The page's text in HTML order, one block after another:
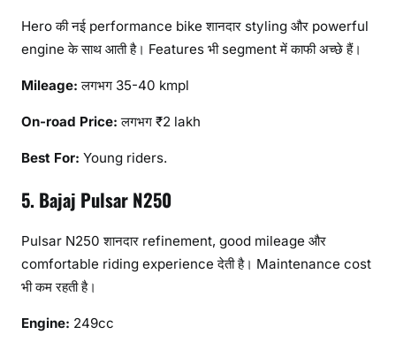
Hero की नई performance bike शानदार styling और powerful
engine के साथ आती है। Features भी segment में काफी अच्छे हैं।
Mileage: लगभग 35-40 kmpl
On-road Price: लगभग ₹2 lakh
Best For: Young riders.
5. Bajaj Pulsar N250
Pulsar N250 शानदार refinement, good mileage और
comfortable riding experience देती है। Maintenance cost
भी कम रहती है।
Engine: 249cc